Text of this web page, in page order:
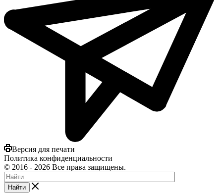
Версия для печати
Политика конфиденциальности
© 2016 - 2026 Все права защищены.
Найти